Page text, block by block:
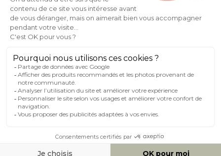
AIDE & CONTACT